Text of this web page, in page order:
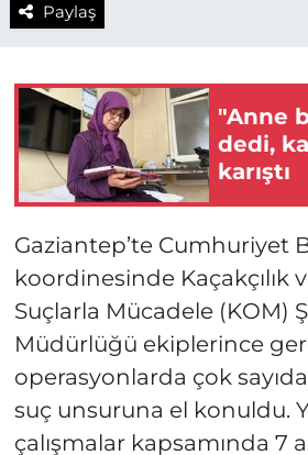
Paylaş
"Anne
dedi,
karıştı
Gaziantep’te Cumhuriyet
koordinesinde Kaçakçılık
Suçlarla Mücadele (KOM)
Müdürlüğü ekiplerince
operasyonlarda çok
suç unsuruna el konuldu.
çalışmalar kapsamında 7